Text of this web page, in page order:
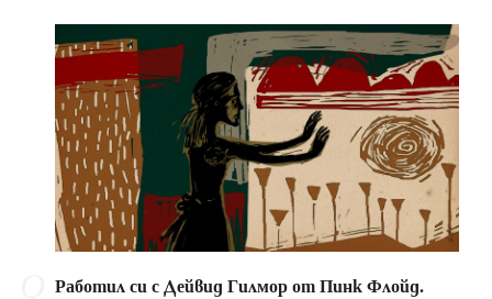
Работил си с Дейвид Гилмор от Пинк Флойд.